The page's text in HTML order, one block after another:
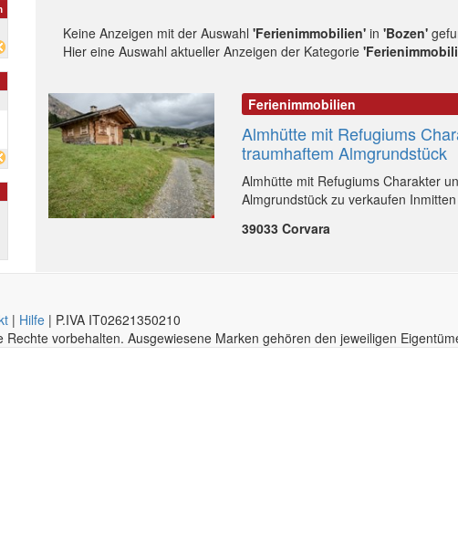
Keine Anzeigen mit der Auswahl 'Ferienimmobilien'in 'Bozen'
Hier eine Auswahl aktueller Anzeigen der Kategorie
Ferienimmobilien
Almhütte mit Refugiums
traumhaftem Almgrundstück
Almhütte mit Refugiums Charakter
Almgrundstück zu verkaufen
39033 Corvara
| Hilfe | P.IVA IT02621350210
vorbehalten. Ausgewiesene Marken gehören den jeweiligen